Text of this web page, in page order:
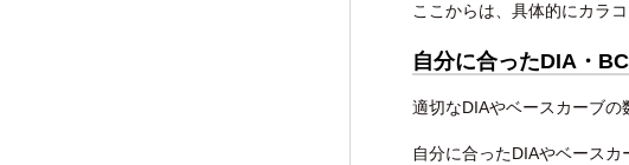
ここからは、具体的にカラ
自分に合ったDIA・
適切なDIAやベースカーブの
自分に合ったDIAやベース